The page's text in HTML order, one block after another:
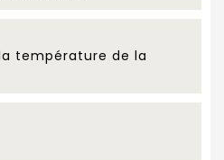
température de la